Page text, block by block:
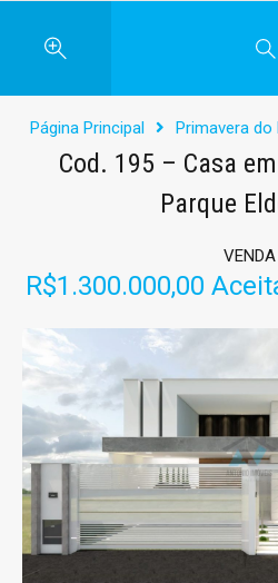
Página Principal Primavera do
Cod. 195 – Casa
Parque
VENDA
R$1.300.000,00